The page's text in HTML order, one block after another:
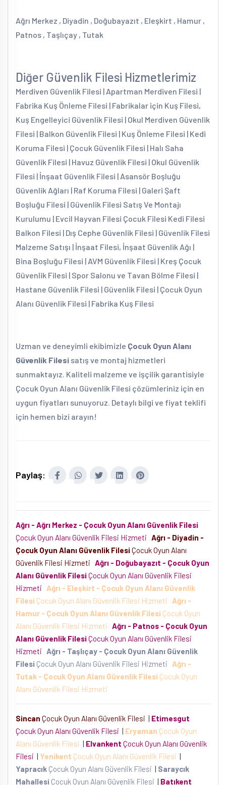
Ağrı Merkez , Diyadin , Doğubayazıt , Eleşkirt , Hamur ,
Patnos , Taşlıçay , Tutak
Diğer Güvenlik Filesi Hizmetlerimiz
Merdiven Güvenlik Filesi | Apartman Merdiven Filesi |
Fabrika Kuş Önleme Filesi | Fabrikalar için Kuş Filesi,
Kuş Engelleyici Güvenlik Filesi | Okul Merdiven Güvenlik
Filesi | Balkon Güvenlik Filesi | Kuş Önleme Filesi | Kedi
Koruma Filesi | Çocuk Güvenlik Filesi | Halı Saha
Güvenlik Filesi | Havuz Güvenlik Filesi | Okul Güvenlik
Filesi | İnşaat Güvenlik Filesi | Asansör Boşluğu
Güvenlik Ağları | Raf Koruma Filesi | Galeri Şaft
Boşluğu Filesi | Güvenlik Filesi Satış Ve Montajı
Kurulumu | Evcil Hayvan Filesi Çocuk Filesi Kedi Filesi
Balkon Filesi | Dış Cephe Güvenlik Filesi | Güvenlik Filesi
Malzeme Satışı | İnşaat Filesi, İnşaat Güvenlik Ağı |
Bina Boşluğu Filesi | AVM Güvenlik Filesi | Kreş Çocuk
Güvenlik Filesi | Spor Salonu ve Tavan Bölme Filesi |
Hastane Güvenlik Filesi | Güvenlik Filesi | Çocuk Oyun
Alanı Güvenlik Filesi | Fabrika Kuş Filesi
Uzman ve deneyimli ekibimizle Çocuk Oyun Alanı
Güvenlik Filesi satış ve montaj hizmetleri
sunmaktayız. Kaliteli malzeme ve işçilik garantisiyle
Çocuk Oyun Alanı Güvenlik Filesi çözümleriniz için en
uygun fiyatları sunuyoruz. Detaylı bilgi ve fiyat teklifi
için hemen bizi arayın!
Paylaş:
Ağrı - Ağrı Merkez - Çocuk Oyun Alanı Güvenlik Filesi
Çocuk Oyun Alanı Güvenlik Filesi Hizmeti
Ağrı - Diyadin -
Çocuk Oyun Alanı Güvenlik FilesiÇocuk Oyun Alanı
Güvenlik Filesi Hizmeti
Ağrı - Doğubayazıt - Çocuk Oyun
Alanı Güvenlik FilesiÇocuk Oyun Alanı Güvenlik Filesi
Hizmeti
Ağrı - Eleşkirt - Çocuk Oyun Alanı Güvenlik
Filesi Çocuk Oyun Alanı Güvenlik Filesi Hizmeti
Ağrı -
Hamur - Çocuk Oyun Alanı Güvenlik Filesi Çocuk Oyun
Alanı Güvenlik Filesi Hizmeti
Ağrı - Patnos - Çocuk Oyun
Alanı Güvenlik FilesiÇocuk Oyun Alanı Güvenlik Filesi
Hizmeti
Ağrı - Taşlıçay - Çocuk Oyun Alanı Güvenlik
Filesi Çocuk Oyun Alanı Güvenlik Filesi Hizmeti
Ağrı -
Tutak - Çocuk Oyun Alanı Güvenlik Filesi Çocuk Oyun
Alanı Güvenlik Filesi Hizmeti
Sincan Çocuk Oyun Alanı Güvenlik Filesi | Etimesgut
Çocuk Oyun Alanı Güvenlik Filesi | Eryaman Çocuk Oyun
Alanı Güvenlik Filesi | Elvankent Çocuk Oyun Alanı Güvenlik
Filesi | Yenikent Çocuk Oyun Alanı Güvenlik Filesi |
Yapracık Çocuk Oyun Alanı Güvenlik Filesi | Saraycık
Mahallesi Çocuk Oyun Alanı Güvenlik Filesi | Batıkent